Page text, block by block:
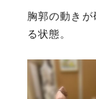
胸郭の動き
る状態。